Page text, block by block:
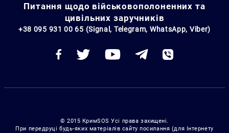
Питання щодо військовополоненних та
цивільних заручників
+38 095 931 00 65 (Signal, Telegram, WhatsApp, Viber)
© 2015 КримSOS Усі права захищені.
При передруці будь-яких матеріалів сайту посилання (для Інтернету